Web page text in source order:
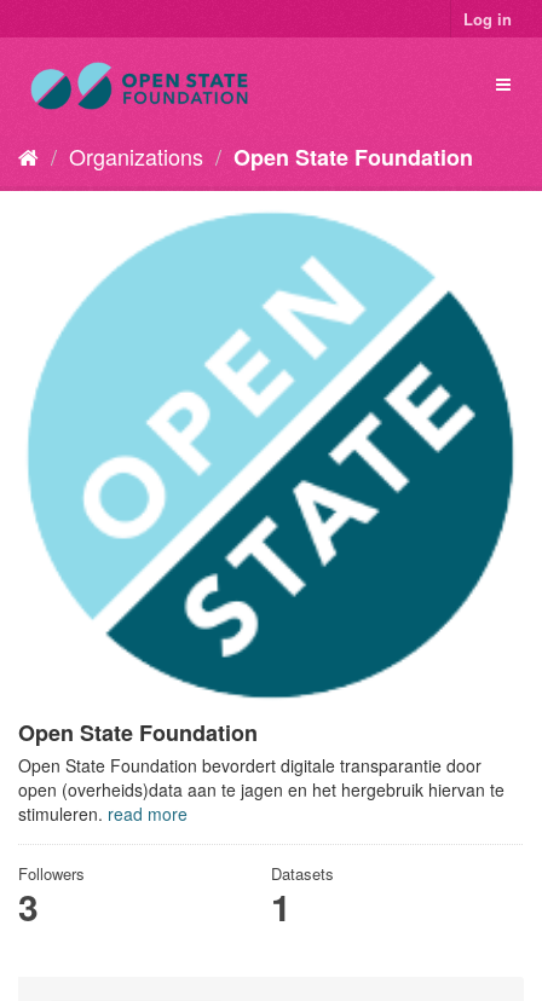
Log in
Organizations Open State Foundation
Open State Foundation
Open State Foundation bevordert digitale transparantie door
open (overheids)data aan te jagen en het hergebruik hiervan te
stimuleren. read more
Followers
3
Datasets
1